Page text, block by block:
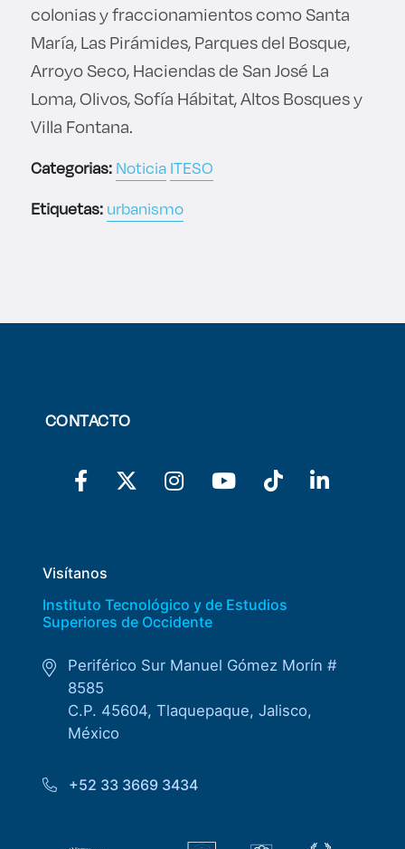
colonias y fraccionamientos como Santa
María, Las Pirámides, Parques del Bosque,
Arroyo Seco, Haciendas de San José La
Loma, Olivos, Sofía Hábitat, Altos Bosques y
Villa Fontana.
Categorias:Noticia ITESO
Etiquetas:urbanismo
CONTACTO
Visítanos
Instituto Tecnológico y de Estudios
Superiores de Occidente
Periférico Sur Manuel Gómez Morín #
8585
C.P. 45604, Tlaquepaque, Jalisco,
México
+52 33 3669 3434